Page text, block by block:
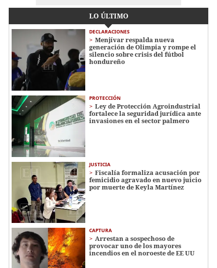
LO ÚLTIMO
DECLARACIONES
Menjívar respalda nueva
generación de Olimpia y rompe el
silencio sobre crisis del fútbol
hondureño
PROTECCIÓN
Ley de Protección Agroindustrial
fortalece la seguridad jurídica ante
invasiones en el sector palmero
JUSTICIA
Fiscalía formaliza acusación por
femicidio agravado en nuevo juicio
por muerte de Keyla Martínez
CAPTURA
Arrestan a sospechoso de
provocar uno de los mayores
incendios en el noroeste de EE UU